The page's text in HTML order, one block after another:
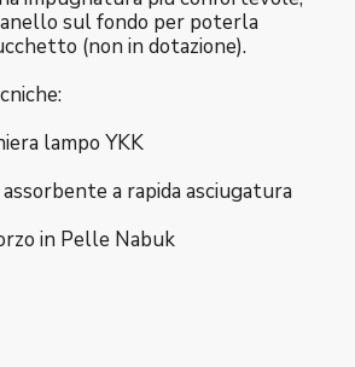
sul fondo per poterla
(non in dotazione).
lampo YKK
a rapida asciugatura
in Pelle Nabuk